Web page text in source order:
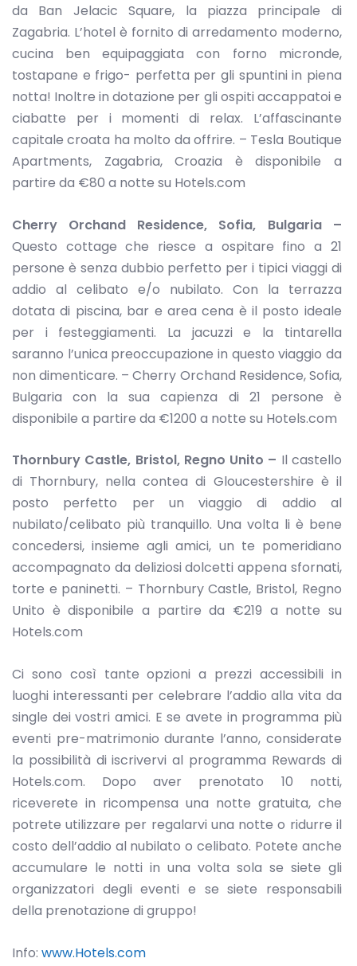
da Ban Jelacic Square, la piazza principale di
Zagabria. L’hotel è fornito di arredamento moderno,
cucina ben equipaggiata con forno micronde,
tostapane e frigo- perfetta per gli spuntini in piena
notta! Inoltre in dotazione per gli ospiti accappatoi e
ciabatte per i momenti di relax. L’affascinante
capitale croata ha molto da offrire. – Tesla Boutique
Apartments, Zagabria, Croazia è disponibile a
partire da €80 a notte su Hotels.com
Cherry Orchand Residence, Sofia, Bulgaria –
Questo cottage che riesce a ospitare fino a 21
persone è senza dubbio perfetto per i tipici viaggi di
addio al celibato e/o nubilato. Con la terrazza
dotata di piscina, bar e area cena è il posto ideale
per i festeggiamenti. La jacuzzi e la tintarella
saranno l’unica preoccupazione in questo viaggio da
non dimenticare. – Cherry Orchand Residence, Sofia,
Bulgaria con la sua capienza di 21 persone è
disponibile a partire da €1200 a notte su Hotels.com
Thornbury Castle, Bristol, Regno Unito – Il castello
di Thornbury, nella contea di Gloucestershire è il
posto perfetto per un viaggio di addio al
nubilato/celibato più tranquillo. Una volta li è bene
concedersi, insieme agli amici, un te pomeridiano
accompagnato da deliziosi dolcetti appena sfornati,
torte e paninetti. – Thornbury Castle, Bristol, Regno
Unito è disponibile a partire da €219 a notte su
Hotels.com
Ci sono così tante opzioni a prezzi accessibili in
luoghi interessanti per celebrare l’addio alla vita da
single dei vostri amici. E se avete in programma più
eventi pre-matrimonio durante l’anno, considerate
la possibilità di iscrivervi al programma Rewards di
Hotels.com. Dopo aver prenotato 10 notti,
riceverete in ricompensa una notte gratuita, che
potrete utilizzare per regalarvi una notte o ridurre il
costo dell’addio al nubilato o celibato. Potete anche
accumulare le notti in una volta sola se siete gli
organizzatori degli eventi e se siete responsabili
della prenotazione di gruppo!
Info: www.Hotels.com